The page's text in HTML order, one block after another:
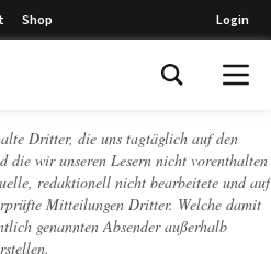
Shop Login
Dritter, die uns tagtäglich auf den
die wir unseren Lesern nicht vorenthalten
redaktionell nicht bearbeitete und auf
Mitteilungen Dritter. Welche damit
genannten Absender außerhalb